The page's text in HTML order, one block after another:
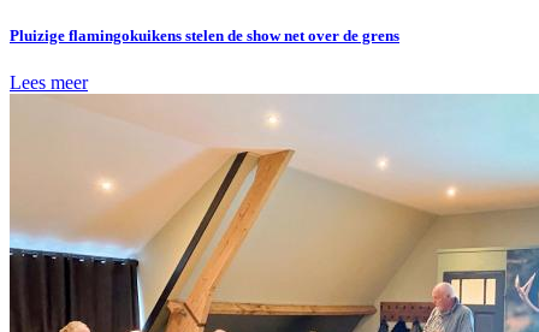
Pluizige flamingokuikens stelen de show net over de grens
Lees meer